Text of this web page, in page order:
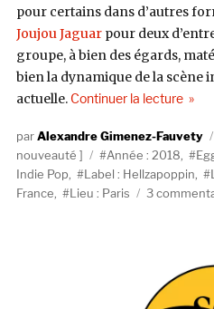
pour certains dans d’autres
Joujou Jaguarpour deux
groupe, à bien des égards,
bien la dynamique de la
actuelle. Continuer la lecturede «
AuteurAlexandre Gimenez-Fauvety
nouveauté
Étiquettes
Année : 2018,
Indie Pop, Label : Hellzapoppin,
France, Lieu : Paris 3